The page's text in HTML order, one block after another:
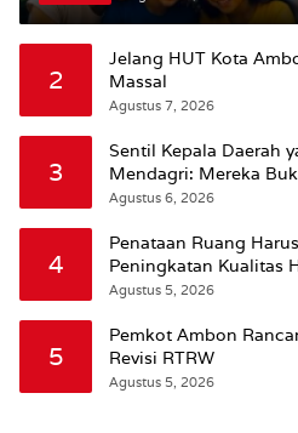
2
Jelang HUT Kota
Massal
Agustus 7, 2026
3
Sentil Kepala Daerah
Mendagri: Mereka
Agustus 6, 2026
4
Penataan Ruang
Peningkatan Kualitas
Wattimena: Revisi RT-
Agustus 5, 2026
5
Pemkot Ambon
Revisi RTRW
Agustus 5, 2026